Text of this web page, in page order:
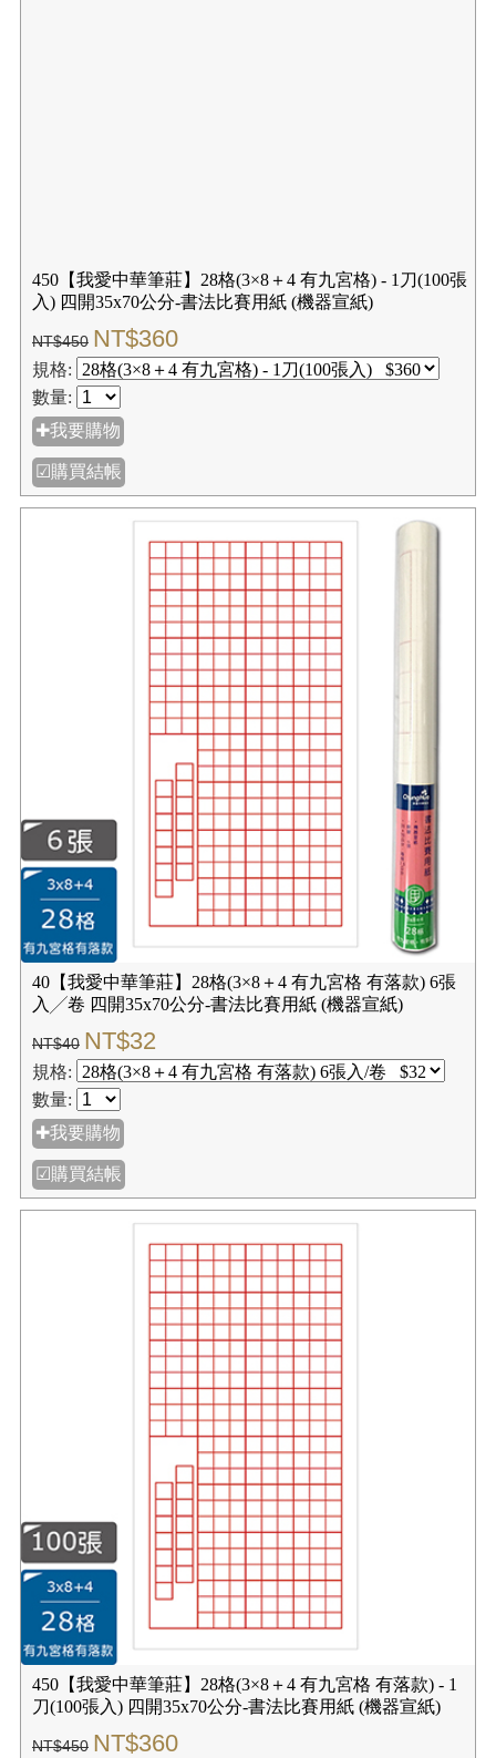
450【我愛中華筆莊】28格(3×8＋4 有九宮格) - 1刀(100張
入) 四開35x70公分-書法比賽用紙 (機器宣紙)
NT$450 NT$360
規格:
數量:
✚我要購物
☑購買結帳
40【我愛中華筆莊】28格(3×8＋4 有九宮格 有落款) 6張
入╱卷 四開35x70公分-書法比賽用紙 (機器宣紙)
NT$40 NT$32
規格:
數量:
✚我要購物
☑購買結帳
450【我愛中華筆莊】28格(3×8＋4 有九宮格 有落款) - 1
刀(100張入) 四開35x70公分-書法比賽用紙 (機器宣紙)
NT$450 NT$360